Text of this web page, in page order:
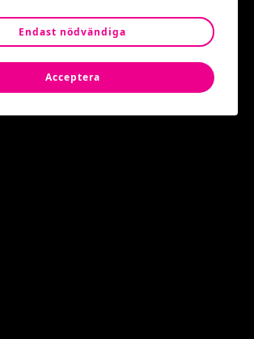
Kalendarium
Väder idag 23° /18°
Endast nödvändiga
Acceptera